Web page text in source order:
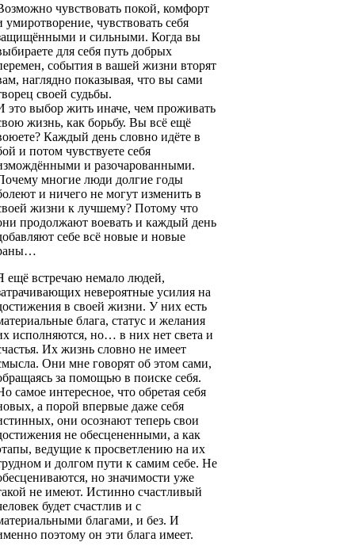
чувствовать покой, комфорт
умиротворение, чувствовать себя
и сильными. Когда вы
для себя путь добрых
события в вашей жизни вторят
наглядно показывая, что вы сами
своей судьбы.
это выбор жить иначе, чем проживать
жизнь, как борьбу. Вы всё ещё
Каждый день словно идёте в
и потом чувствуете себя
и разочарованными.
многие люди долгие годы
и ничего не могут изменить в
жизни к лучшему? Потому что
продолжают воевать и каждый день
себе всё новые и новые
ещё встречаю немало людей,
невероятные усилия на
в своей жизни. У них есть
блага, статус и желания
исполняются, но… в них нет света и
Их жизнь словно не имеет
Они мне говорят об этом сами,
за помощью в поиске себя.
самое интересное, что обретая себя
а порой впервые даже себя
они осознают теперь свои
не обесцененными, а как
ведущие к просветлению на их
и долгом пути к самим себе. Не
но значимости уже
не имеют. Истинно счастливый
будет счастлив и с
благами, и без. И
поэтому он эти блага имеет.